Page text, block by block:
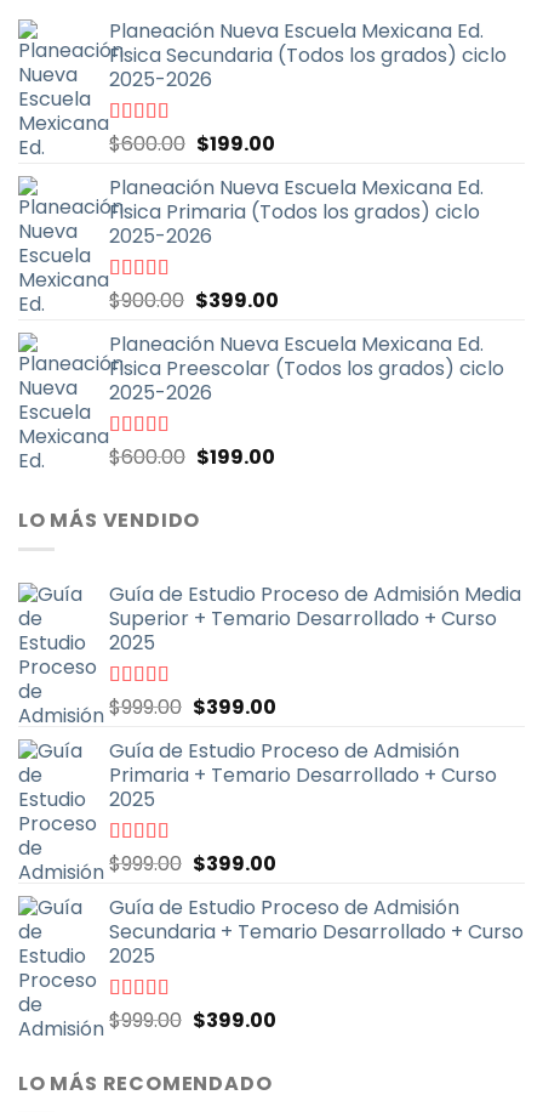
Planeación Nueva Escuela Mexicana Ed.
Fisica Secundaria (Todos los grados) ciclo
2025-2026
Valorado
con
5
$600.00 El
original
era:
$600.00.
$199.00El
actual
es:
Planeación Nueva Escuela Mexicana Ed.
Fisica Primaria (Todos los grados) ciclo
2025-2026
Valorado
con
5
$900.00 El
original
era:
$900.00.
$399.00El
actual
es:
Planeación Nueva Escuela Mexicana Ed.
Fisica Preescolar (Todos los grados) ciclo
2025-2026
Valorado
con
$600.00 El
era:
$199.00El
LO MÁS VENDIDO
Guía de Estudio Proceso de Admisión Media
Superior + Temario Desarrollado + Curso
2025
Valorado
con
5
$999.00 El
original
era:
$399.00El
actual
es:
Guía de Estudio Proceso de Admisión
Primaria + Temario Desarrollado + Curso
2025
Valorado
con
5
$999.00 El
original
era:
$399.00El
actual
es:
Guía de Estudio Proceso de Admisión
Secundaria + Temario Desarrollado + Curso
2025
Valorado
con
$999.00 El
original
era:
$399.00El
LO MÁS RECOMENDADO